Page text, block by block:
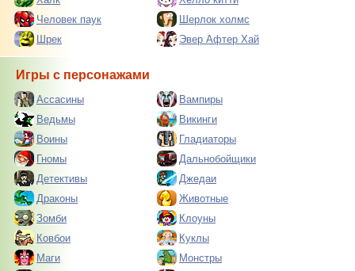
Человек паук
Шерлок холмс
Шрек
Эвер Афтер Хай
Игры с персонажами
Ассасины
Вампиры
Ведьмы
Викинги
Воины
Гладиаторы
Гномы
Дальнобойщики
Детективы
Джедаи
Драконы
Животные
Зомби
Клоуны
Ковбои
Куклы
Маги
Монстры